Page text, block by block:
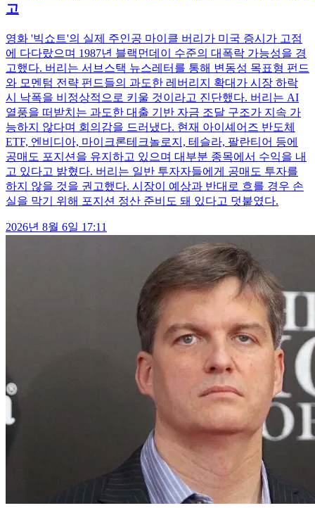
고
영화 '빅쇼트'의 실제 주인공 마이클 버리가 미국 증시가 고점
에 다다랐으며 1987년 블랙먼데이 수준의 대폭락 가능성을 경
고했다. 버리는 서브스택 뉴스레터를 통해 변동성 목표형 펀드
와 모멘텀 전략 펀드들의 과도한 레버리지 확대가 시장 하락
시 낙폭을 비정상적으로 키울 것이라고 진단했다. 버리는 AI
열풍을 떠받치는 과도한 대출 기반 자금 조달 구조가 지속 가
능하지 않다며 회의감을 드러냈다. 현재 아이셰어즈 반도체
ETF, 엔비디아, 마이크론테크놀로지, 테슬라, 팔란티어 등에
공매도 포지션을 유지하고 있으며 대부분 종목에서 수익을 내
고 있다고 밝혔다. 버리는 일반 투자자들에게 공매도 투자를
하지 않을 것을 권고했다. 시장이 예상과 반대로 흐를 경우 손
실을 막기 위해 포지션 정산 준비도 돼 있다고 덧붙였다.
2026년 8월 6일 17:11